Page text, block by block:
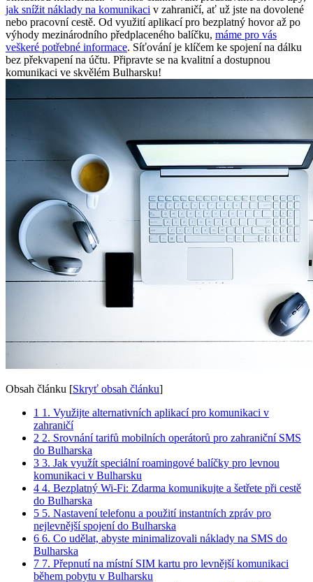
jak snížit náklady na komunikaci v zahraničí, ať už jste na dovolené
nebo pracovní cestě. Od využití aplikací pro bezplatný hovor až po
výhody mezinárodního předplaceného balíčku, máme pro vás
veškeré potřebné informace. Síťování je klíčem ke spojení na dálku
bez překvapení na účtu. Připravte se na kvalitní a dostupnou
komunikaci ve skvělém Bulharsku!
Obsah článku [Skryť obsah článku]
1 1. Využijte alternativních aplikací pro komunikaci v
zahraničí
2 2. Srovnání tarifů mobilních operátorů pro zahraniční SMS
do Bulharska
3 3. Jak využít speciální roamingové balíčky pro levnou
komunikaci v Bulharsku
4 4. Bezplatný Wi-Fi: Zdarma komunikujte a šetřete při cestě
do Bulharska
5 5. Nastavení telefonu a použití instantních zpráv pro
nejlevnější spojení do Bulharska
6 6. Co udělat, abyste minimalizovali náklady na SMS do
Bulharska
7 7. Přepnutí na místní SIM kartu pro levnější komunikaci
během pobytu v Bulharsku